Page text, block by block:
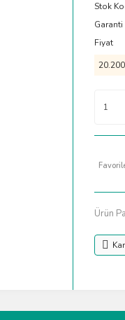
Stok
Garanti
Fiyat
Ürün